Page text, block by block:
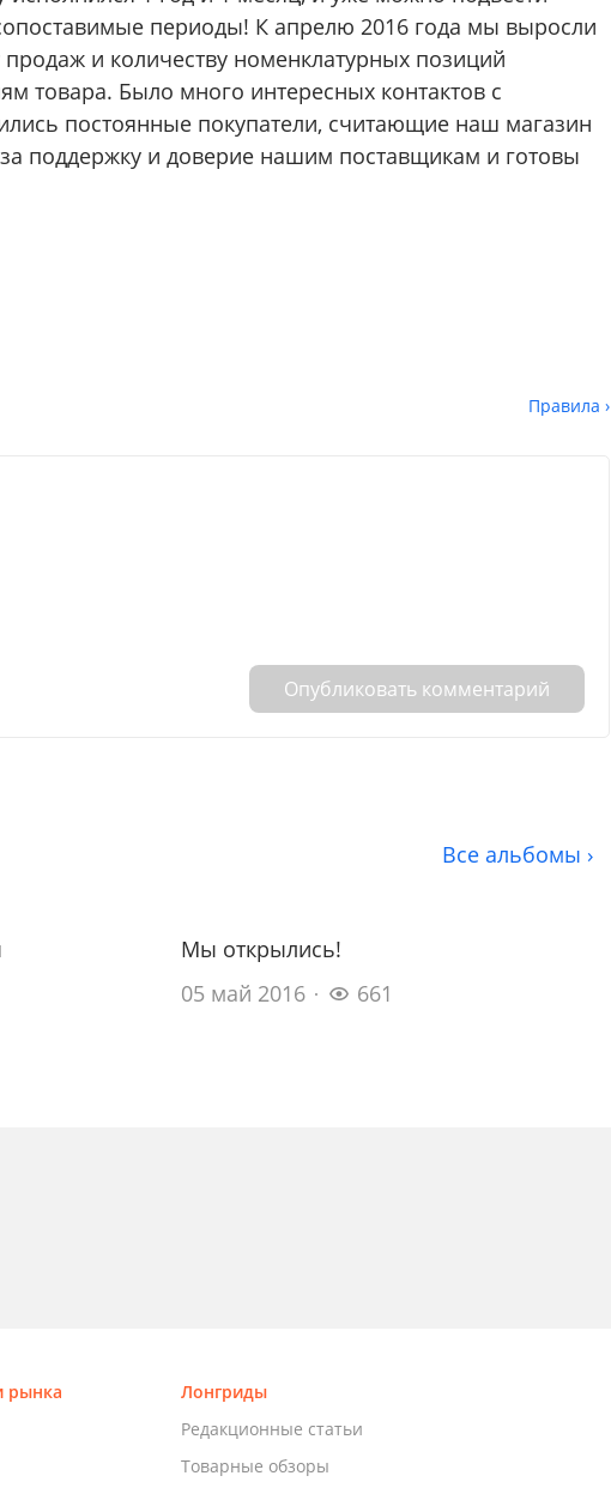
периоды! К апрелю 2016 года мы выросли
и количеству номенклатурных позиций
товара. Было много интересных контактов с
постоянные покупатели, считающие наш магазин
поддержку и доверие нашим поставщикам и готовы
Правила ›
Опубликовать комментарий
Все альбомы ›
Мы открылись!
05 май 2016
661
рынка
Лонгриды
Редакционные статьи
Товарные обзоры